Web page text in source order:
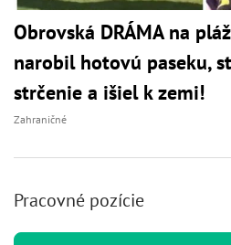
Obrovská DRÁMA na
narobil hotovú paseku,
strčenie a išiel k zemi!
Zahraničné
Pracovné pozície